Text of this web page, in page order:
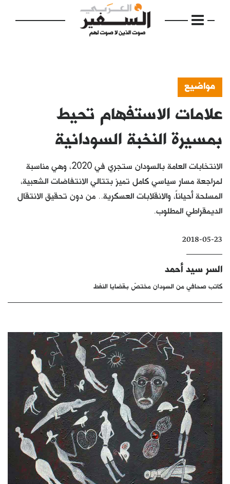
الرئيسية
فكرة
دفاتر
بالصورة
كتّابنا
الأرشيف
مواضيع
علامات الاستفهام تحيط
بمسيرة النخبة السودانية
الانتخابات العامة بالسودان ستجري في 2020، وهي مناسبة
لمراجعة مسار سياسي كامل تميز بتتالي الانتفاضات الشعبية،
المسلحة أحياناً، والانقلابات العسكرية.. من دون تحقيق الانتقال
الديمقراطي المطلوب.
2018-05-23
السر سيد أحمد
كاتب صحافي من السودان مختصّ بقضايا النفط